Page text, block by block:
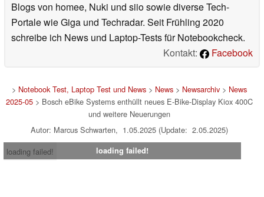
Blogs von homee, Nuki und siio sowie diverse Tech-
Portale wie Giga und Techradar. Seit Frühling 2020
schreibe ich News und Laptop-Tests für Notebookcheck.
Kontakt:
Facebook
> Notebook Test, Laptop Test und News> News> Newsarchiv> News
2025-05> Bosch eBike Systems enthüllt neues E-Bike-Display Kiox 400C
und weitere Neuerungen
Autor: Marcus Schwarten, 1.05.2025 (Update: 2.05.2025)
loading failed!
loading failed!